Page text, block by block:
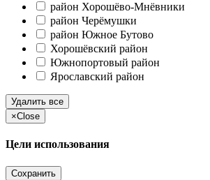
район Хорошёво-Мнёвники
район Черёмушки
район Южное Бутово
Хорошёвский район
Южнопортовый район
Ярославский район
Удалить все
×Close
Цели использования
Сохранить